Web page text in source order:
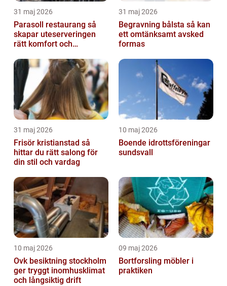
31 maj 2026
Parasoll restaurang så
skapar uteserveringen
rätt komfort och
31 maj 2026
Begravning bålsta så kan
ett omtänksamt avsked
formas
31 maj 2026
Frisör kristianstad så
hittar du rätt salong för
din stil och vardag
10 maj 2026
Boende idrottsföreningar
sundsvall
10 maj 2026
Ovk besiktning stockholm
ger tryggt inomhusklimat
och långsiktig drift
09 maj 2026
Bortforsling möbler i
praktiken